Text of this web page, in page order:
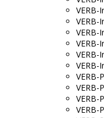
VERB-
VERB-
VERB-
VERB-
VERB-
VERB-
VERB-
VERB-
VERB-
VERB-